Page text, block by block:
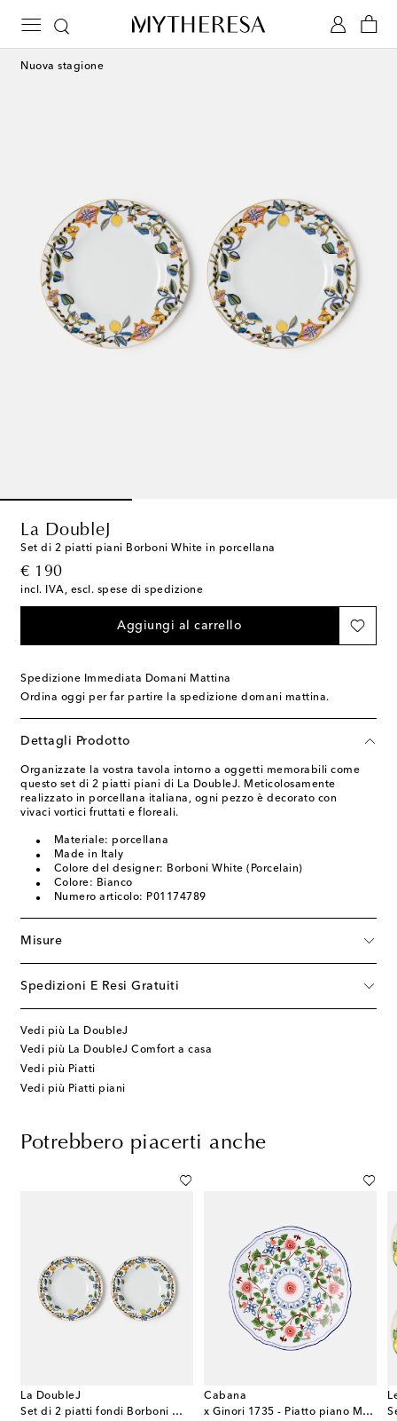
Nuova stagione
La DoubleJ
Set di 2 piatti piani Borboni White in porcellana
€ 190
original price
incl. IVA, escl. spese di spedizione
Aggiungi al carrello
Spedizione Immediata Domani Mattina
Ordina oggi per far partire la spedizione domani mattina.
Dettagli Prodotto
Organizzate la vostra tavola intorno a oggetti memorabili come
questo set di 2 piatti piani di La DoubleJ. Meticolosamente
realizzato in porcellana italiana, ogni pezzo è decorato con
vivaci vortici fruttati e floreali.
Materiale: porcellana
Made in Italy
Colore del designer: Borboni White (Porcelain)
Colore: Bianco
Numero articolo: P01174789
Misure
Spedizioni E Resi Gratuiti
Vedi più La DoubleJ
Vedi più La DoubleJ Comfort a casa
Vedi più Piatti
Vedi più Piatti piani
Potrebbero piacerti anche
La DoubleJ
Set di 2 piatti fondi Borboni White in porcellana
Cabana
x Ginori 1735 - Piatto piano Martina in porcellana